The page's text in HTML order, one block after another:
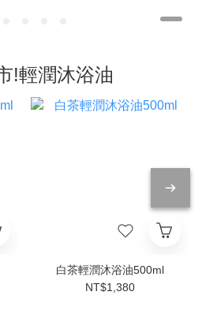
!輕潤沐浴油
白茶輕潤沐浴油500ml
NT$1,380